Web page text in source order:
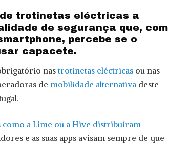
trotinetas eléctricas a
de segurança que, com
percebe se o
capacete.
nastrotinetas eléctricas ou nas
de mobilidade alternativa deste
como a Lime ou a Hive distribuíram
e as suas apps avisam sempre de que